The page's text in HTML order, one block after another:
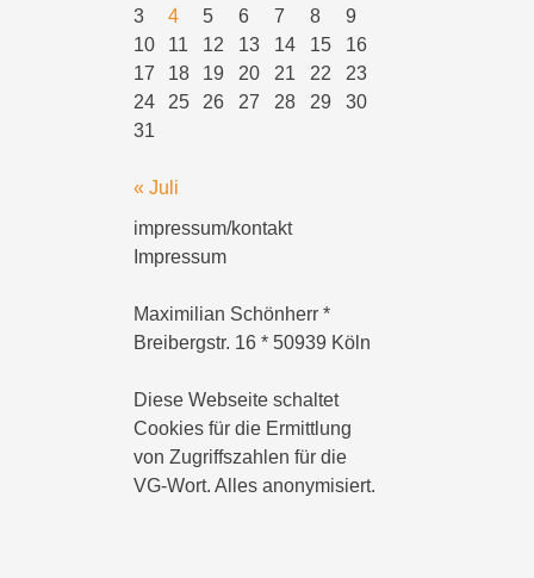
3
4 5 6 7 8
9
10
11 12 13 14 15
16
17
18 19 20 21 22
23
24
25 26 27 28 29
30
31
« Juli
impressum/kontakt
Impressum
Maximilian Schönherr *
Breibergstr. 16 * 50939 Köln
Diese Webseite schaltet
Cookies für die Ermittlung
von Zugriffszahlen für die
VG-Wort. Alles anonymisiert.